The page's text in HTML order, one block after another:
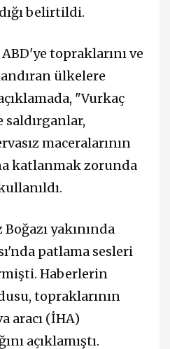
belirtildi.
topraklarını ve
ülkelere
"Vurkaç
saldırganlar,
maceralarının
katlanmak zorunda
yakınında
patlama sesleri
Haberlerin
topraklarının
aracı (İHA)
açıklamıştı.